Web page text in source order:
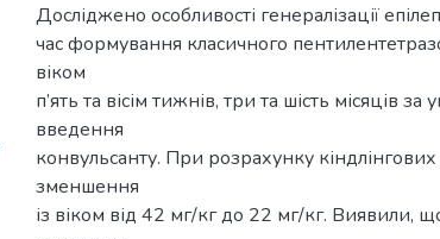
Досліджено особливості генералізації
час формування класичного
віком
п’ять та вісім тижнів, три та шість місяців за
введення
конвульсанту. При розрахунку кіндлінгових
зменшення
із віком від 42 мг/кг до 22 мг/кг. Виявили,